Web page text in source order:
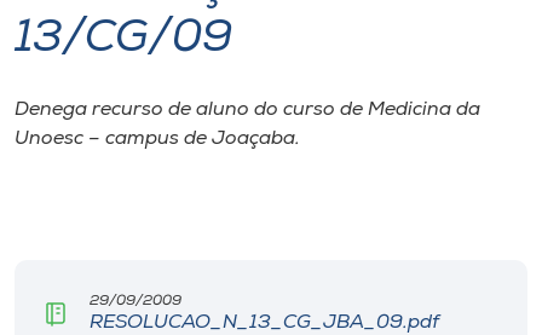
I.nova
Diplomados
13/CG/09
Denega recurso de aluno do curso de Medicina da
Unoesc – campus de Joaçaba.
29/09/2009
RESOLUCAO_N_13_CG_JBA_09.pdf